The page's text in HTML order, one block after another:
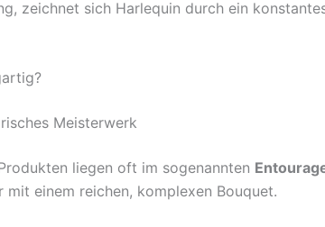
zeichnet sich Harlequin durch ein
Meisterwerk
liegen oft im sogenannten
einem reichen, komplexen Bouquet.